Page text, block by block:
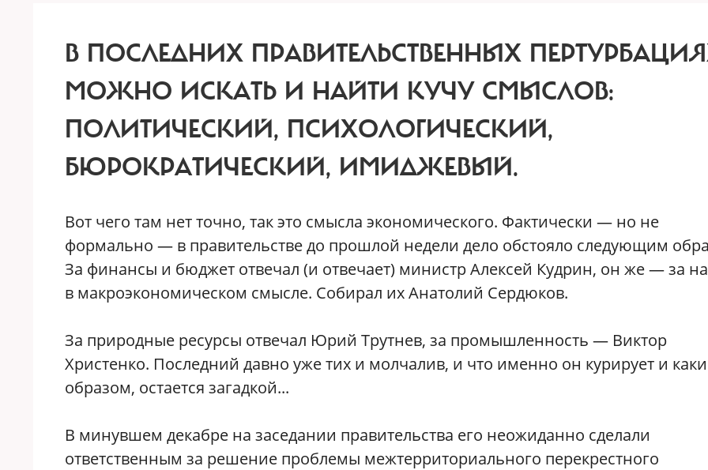
В ПОСЛЕДНИХ ПРАВИТЕЛЬСТВЕННЫХ
МОЖНО ИСКАТЬ И НАЙТИ КУЧУ СМЫСЛОВ:
ПОЛИТИЧЕСКИЙ, ПСИХОЛОГИЧЕСКИЙ,
БЮРОКРАТИЧЕСКИЙ, ИМИДЖЕВЫЙ.
Вот чего там нет точно, так это смысла экономического. Фактически — но не
формально — в правительстве до прошлой недели дело обстояло следующим
За финансы и бюджет отвечал (и отвечает) министр Алексей Кудрин, он же — за
в макроэкономическом смысле. Собирал их Анатолий Сердюков.
За природные ресурсы отвечал Юрий Трутнев, за промышленность — Виктор
Христенко. Последний давно уже тих и молчалив, и что именно он курирует и
образом, остается загадкой...
В минувшем декабре на заседании правительства его неожиданно сделали
ответственным за решение проблемы межтерриториального перекрестного